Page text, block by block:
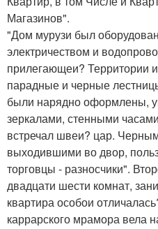
Магазинов".
"Дом мурузи был
электричеством и
прилегающеи? Территории
парадные и черные
были нарядно оформлены,
зеркалами, стенными
встречал швеи? цар.
выходившими во двор,
торговцы - разносчики".
двадцати шести комнат,
квартира особои
каррарского мрамора вела